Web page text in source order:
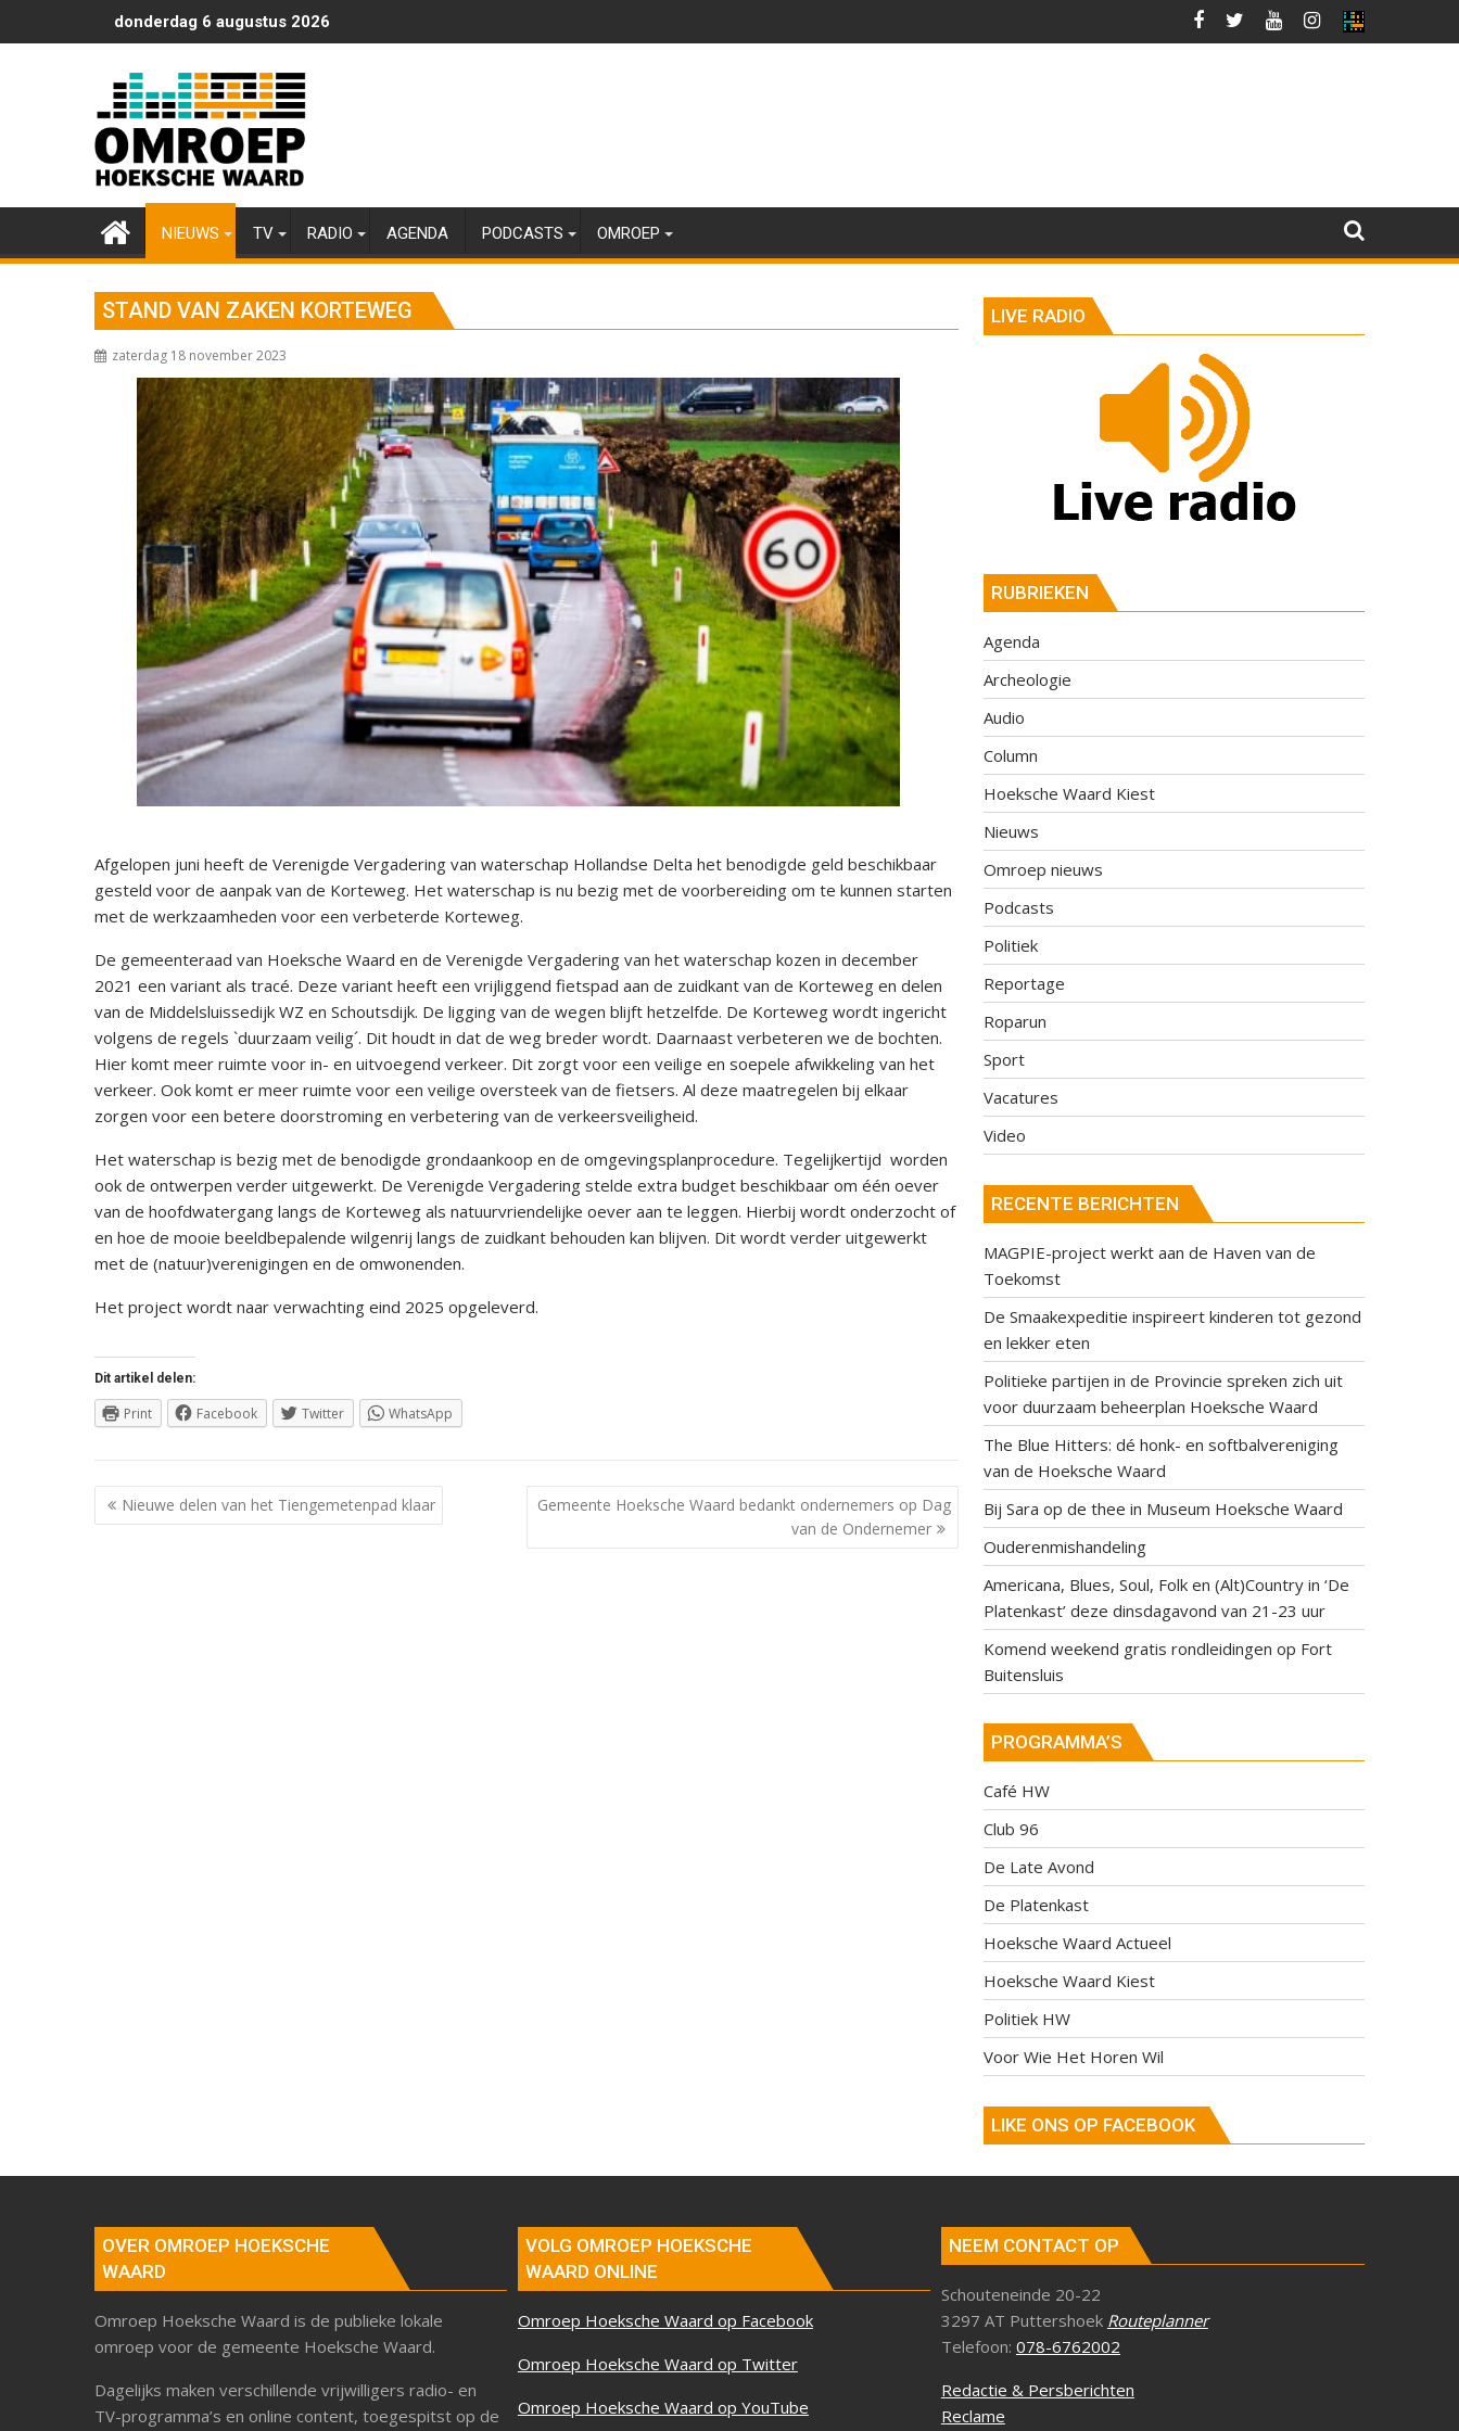
naar
donderdag 6 augustus 2026
NIEUWS TV RADIO AGENDA PODCASTS OMROEP
STAND VAN ZAKEN KORTEWEG
zaterdag 18 november 2023
Afgelopen juni heeft de Verenigde Vergadering van waterschap Hollandse Delta het benodigde geld beschikbaar
gesteld voor de aanpak van de Korteweg. Het waterschap is nu bezig met de voorbereiding om te kunnen starten
met de werkzaamheden voor een verbeterde Korteweg.
De gemeenteraad van Hoeksche Waard en de Verenigde Vergadering van het waterschap kozen in december
2021 een variant als tracé. Deze variant heeft een vrijliggend fietspad aan de zuidkant van de Korteweg en delen
van de Middelsluissedijk WZ en Schoutsdijk. De ligging van de wegen blijft hetzelfde. De Korteweg wordt ingericht
volgens de regels `duurzaam veilig´. Dit houdt in dat de weg breder wordt. Daarnaast verbeteren we de bochten.
Hier komt meer ruimte voor in- en uitvoegend verkeer. Dit zorgt voor een veilige en soepele afwikkeling van het
verkeer. Ook komt er meer ruimte voor een veilige oversteek van de fietsers. Al deze maatregelen bij elkaar
zorgen voor een betere doorstroming en verbetering van de verkeersveiligheid.
Het waterschap is bezig met de benodigde grondaankoop en de omgevingsplanprocedure. Tegelijkertijd worden
ook de ontwerpen verder uitgewerkt. De Verenigde Vergadering stelde extra budget beschikbaar om één oever
van de hoofdwatergang langs de Korteweg als natuurvriendelijke oever aan te leggen. Hierbij wordt onderzocht of
en hoe de mooie beeldbepalende wilgenrij langs de zuidkant behouden kan blijven. Dit wordt verder uitgewerkt
met de (natuur)verenigingen en de omwonenden.
Het project wordt naar verwachting eind 2025 opgeleverd.
Dit artikel delen:
Print Facebook Twitter WhatsApp
Berichtnavigatie
Nieuwe delen van het Tiengemetenpad klaar
Gemeente Hoeksche Waard bedankt ondernemers op Dag
van de Ondernemer
LIVE RADIO
RUBRIEKEN
Agenda
Archeologie
Audio
Column
Hoeksche Waard Kiest
Nieuws
Omroep nieuws
Podcasts
Politiek
Reportage
Roparun
Sport
Vacatures
Video
RECENTE BERICHTEN
MAGPIE-project werkt aan de Haven van de
Toekomst
De Smaakexpeditie inspireert kinderen tot gezond
en lekker eten
Politieke partijen in de Provincie spreken zich uit
voor duurzaam beheerplan Hoeksche Waard
The Blue Hitters: dé honk- en softbalvereniging
van de Hoeksche Waard
Bij Sara op de thee in Museum Hoeksche Waard
Ouderenmishandeling
Americana, Blues, Soul, Folk en (Alt)Country in ‘De
Platenkast’ deze dinsdagavond van 21-23 uur
Komend weekend gratis rondleidingen op Fort
Buitensluis
PROGRAMMA’S
Café HW
Club 96
De Late Avond
De Platenkast
Hoeksche Waard Actueel
Hoeksche Waard Kiest
Politiek HW
Voor Wie Het Horen Wil
LIKE ONS OP FACEBOOK
OVER OMROEP HOEKSCHE
WAARD
Omroep Hoeksche Waard is de publieke lokale
omroep voor de gemeente Hoeksche Waard.
Dagelijks maken verschillende vrijwilligers radio- en
TV-programma’s en online content, toegespitst op de
VOLG OMROEP HOEKSCHE
WAARD ONLINE
Omroep Hoeksche Waard op Facebook
Omroep Hoeksche Waard op Twitter
Omroep Hoeksche Waard op YouTube
NEEM CONTACT OP
Schouteneinde 20-22
3297 AT Puttershoek Routeplanner
Telefoon: 078-6762002
Redactie & Persberichten
Reclame